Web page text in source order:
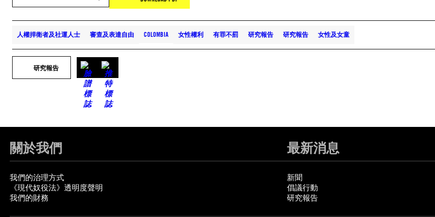
人權捍衛者及社運人士 審查及表達自由 COLOMBIA 女性權利 有罪不罰 研究報告 研究報告 女性及女童
研究報告
關於我們
我們的治理方式
《現代奴役法》透明度聲明
我們的財務
最新消息
新聞
倡議行動
研究報告